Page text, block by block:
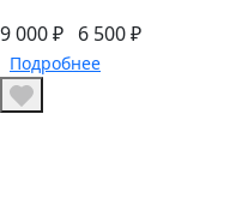
9 000 ₽ 6 500 ₽
Подробнее